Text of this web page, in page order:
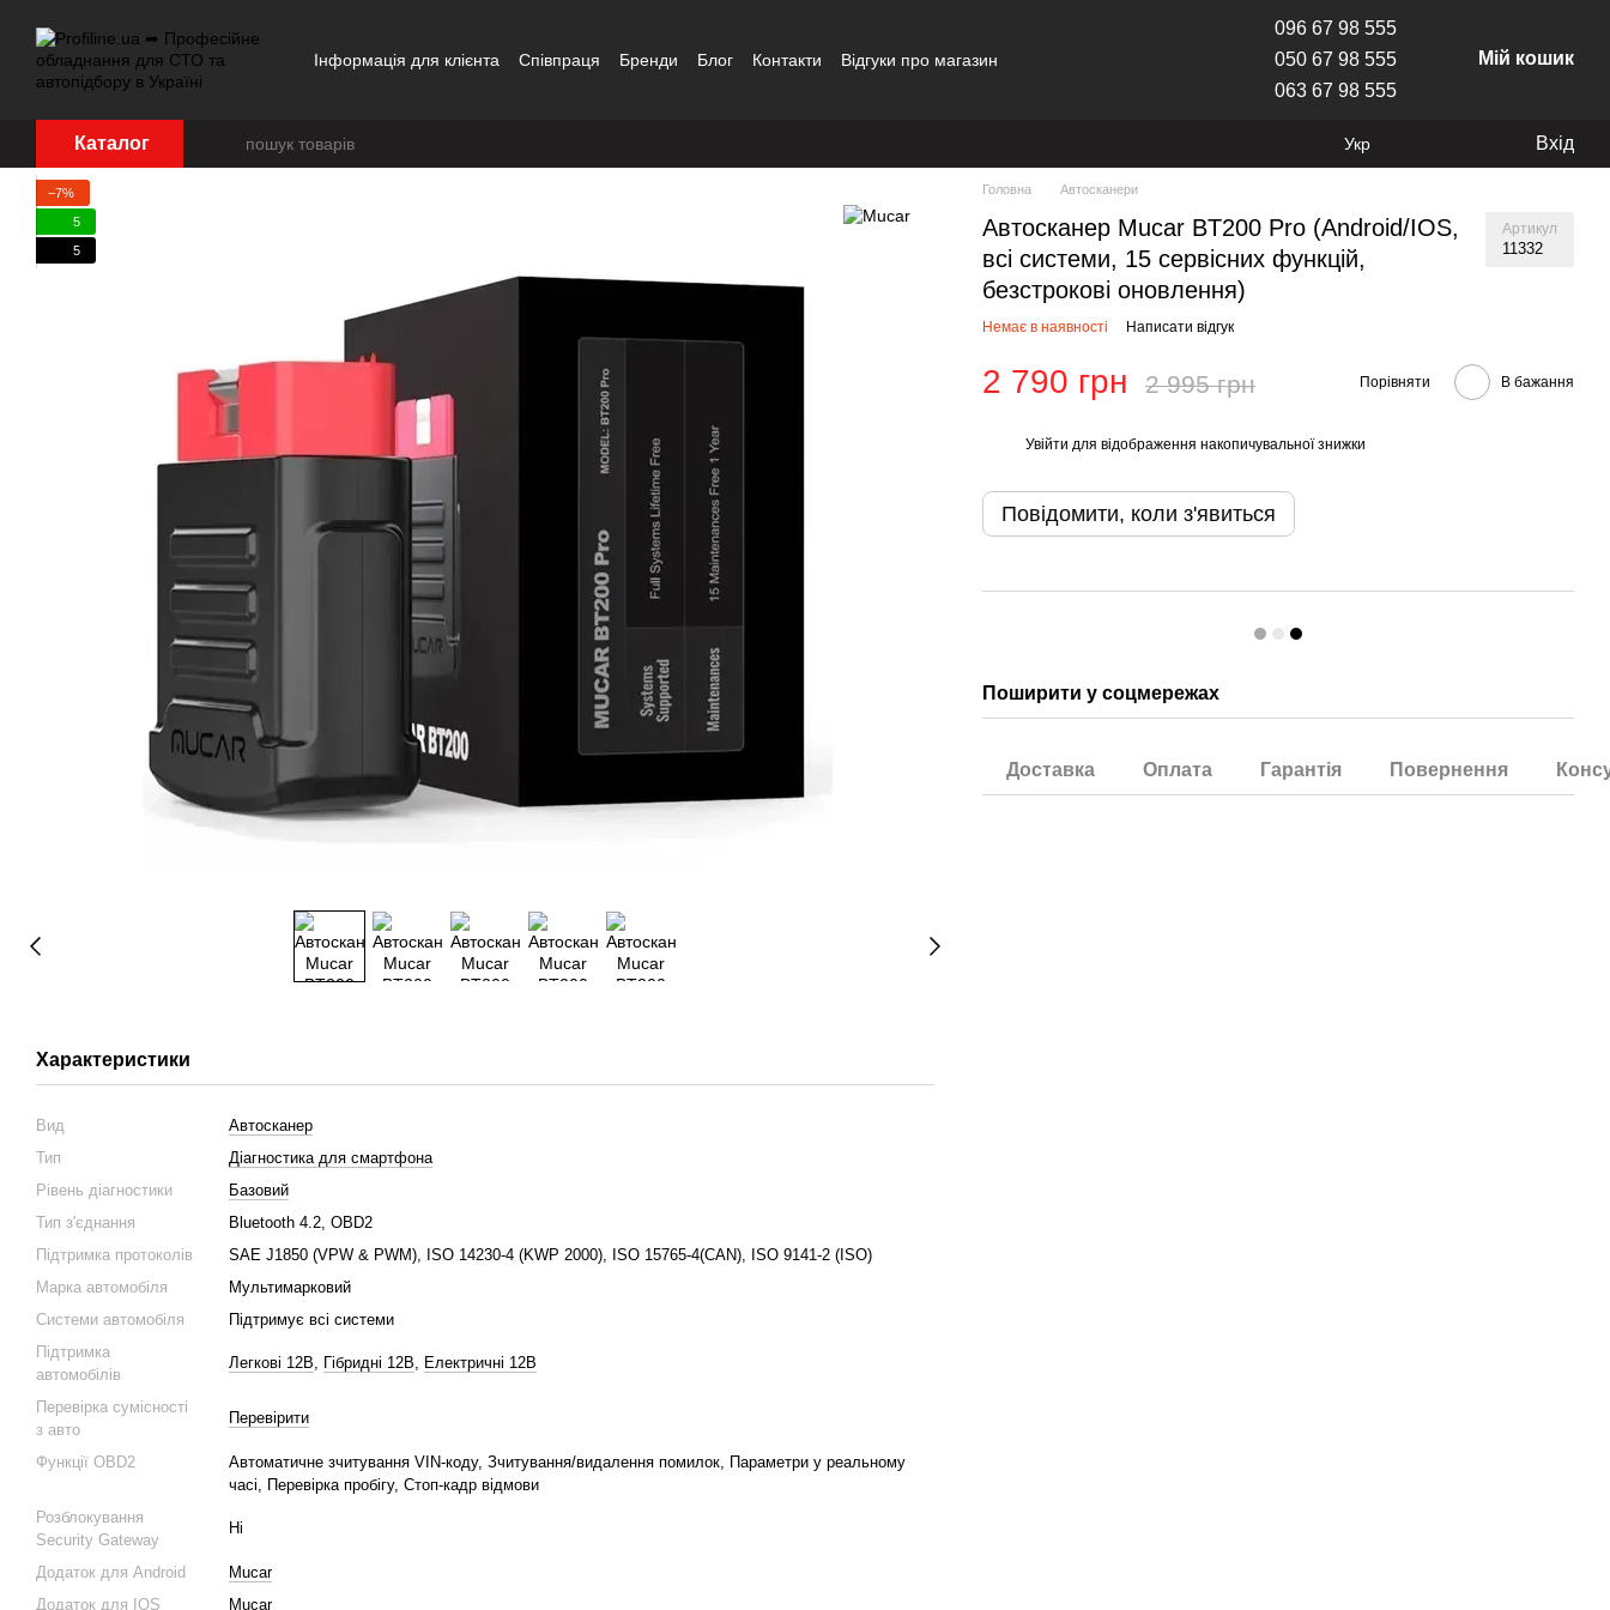
Інформація для клієнта Співпраця Бренди Блог Контакти Відгуки про магазин
096 67 98 555
050 67 98 555
063 67 98 555
Мій кошик
Каталог Укр Вхід
−7%
5
5
Характеристики
Вид
Автосканер
Тип
Діагностика для смартфона
Рівень діагностики
Базовий
Тип з'єднання
Bluetooth 4.2, OBD2
Підтримка протоколів
SAE J1850 (VPW & PWM), ISO 14230-4 (KWP 2000), ISO 15765-4(CAN), ISO 9141-2 (ISO)
Марка автомобіля
Мультимарковий
Системи автомобіля
Підтримує всі системи
Підтримка
автомобілів
Легкові 12В, Гібридні 12В, Електричні 12В
Перевірка сумісності
з авто
Перевірити
Функції OBD2
Автоматичне зчитування VIN-коду, Зчитування/видалення помилок, Параметри у реальному
часі, Перевірка пробігу, Стоп-кадр відмови
Розблокування
Security Gateway
Ні
Додаток для Android
Mucar
Додаток для IOS
Mucar
Головна Автосканери
Автосканер Mucar BT200 Pro (Android/IOS,
всі системи, 15 сервісних функцій,
безстрокові оновлення)
Артикул
11332
Немає в наявності Написати відгук
2 790 грн 2 995 грн Порівняти В бажання
Увійти для відображення накопичувальної знижки
Повідомити, коли з'явиться
Поширити у соцмережах
Доставка Оплата Гарантія Повернення